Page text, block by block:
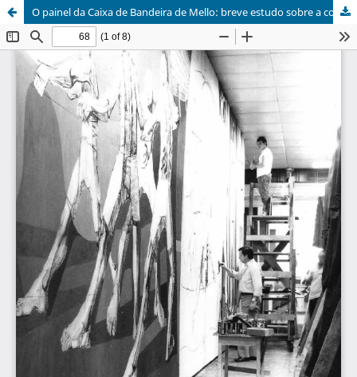
O painel da Caixa de Bandeira de Mello: breve estudo sobre a composição pictórica